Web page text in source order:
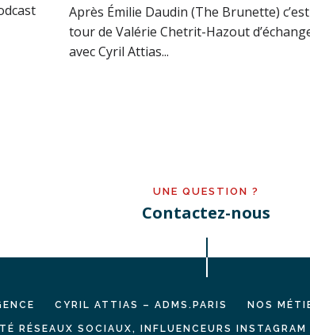
Après Émilie Daudin (The Brunette)
tour de Valérie Chetrit-Hazout
avec Cyril Attias...
UNE QUESTION ?
Contactez-nous
CYRIL ATTIAS – ADMS.PARIS NOS
RÉSEAUX SOCIAUX, INFLUENCEURS